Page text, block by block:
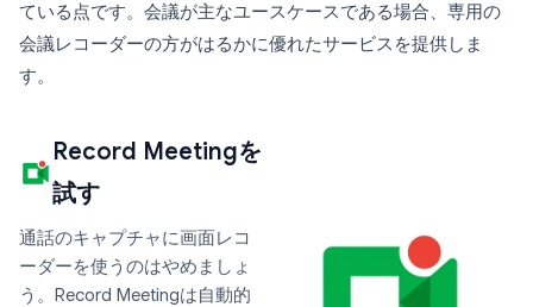
ている点です。会議が主なユースケースである場合、専用の
会議レコーダーの方がはるかに優れたサービスを提供しま
す。
Record Meetingを
試す
通話のキャプチャに画面レコ
ーダーを使うのはやめましょ
う。Record Meetingは自動的